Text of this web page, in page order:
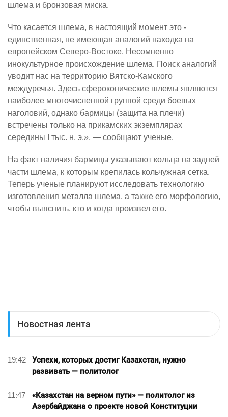
шлема и бронзовая миска.
Что касается шлема, в настоящий момент это -
единственная, не имеющая аналогий находка на
европейском Северо-Востоке. Несомненно
инокультурное происхождение шлема. Поиск аналогий
уводит нас на территорию Вятско-Камского
междуречья. Здесь сфероконические шлемы являются
наиболее многочисленной группой среди боевых
наголовий, однако бармицы (защита на плечи)
встречены только на прикамских экземплярах
середины I тыс. н. э.», — сообщают ученые.
На факт наличия бармицы указывают кольца на задней
части шлема, к которым крепилась кольчужная сетка.
Теперь ученые планируют исследовать технологию
изготовления металла шлема, а также его морфологию,
чтобы выяснить, кто и когда произвел его.
Новостная лента
19:42
Успехи, которых достиг Казахстан, нужно
развивать — политолог
11:47
«Казахстан на верном пути» — политолог из
Азербайджана о проекте новой Конституции